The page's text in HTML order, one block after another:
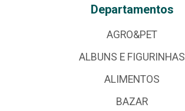
Departamentos
AGRO&PET
ALBUNS E FIGURINHAS
ALIMENTOS
BAZAR